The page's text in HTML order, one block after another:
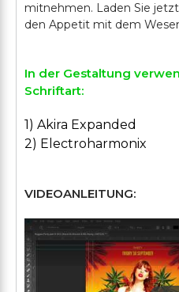
mitnehmen. Laden Sie
In der Gestaltung
Schriftart:
1) Akira Expanded
2) Electroharmonix
VIDEOANLEITUNG: